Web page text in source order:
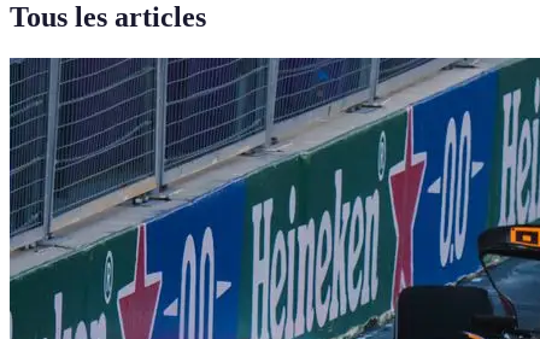
Tous les articles